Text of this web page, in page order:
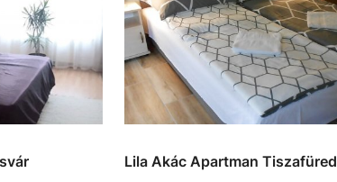
Lila Akác Apartman Tiszafüred